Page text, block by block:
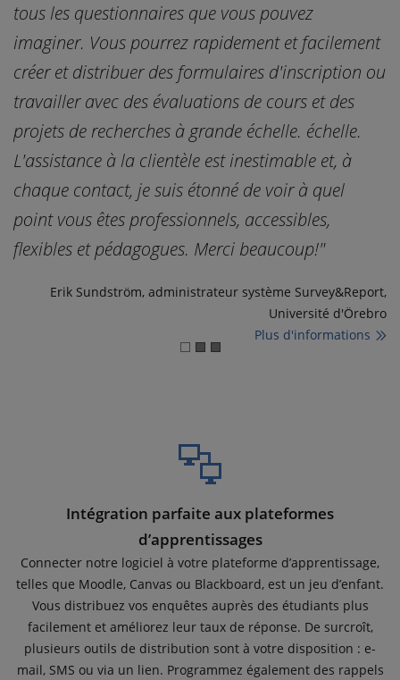
tous les questionnaires que vous pouvez
imaginer. Vous pourrez rapidement et facilement
créer et distribuer des formulaires d'inscription ou
travailler avec des évaluations de cours et des
projets de recherches à grande échelle. échelle.
L'assistance à la clientèle est inestimable et, à
chaque contact, je suis étonné de voir à quel
point vous êtes professionnels, accessibles,
flexibles et pédagogues. Merci beaucoup!"
Erik Sundström, administrateur système Survey&Report,
Université d'Örebro
Plus d'informations
Intégration parfaite aux plateformes
d’apprentissages
Connecter notre logiciel à votre plateforme d’apprentissage,
telles que Moodle, Canvas ou Blackboard, est un jeu d’enfant.
Vous distribuez vos enquêtes auprès des étudiants plus
facilement et améliorez leur taux de réponse. De surcroît,
plusieurs outils de distribution sont à votre disposition : e-
mail, SMS ou via un lien. Programmez également des rappels